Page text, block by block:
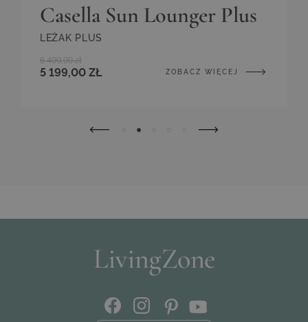
Casella Sun Lounger Plus
LEŻAK PLUS
5 199,00 ZŁ
6 499,99 zł
ZOBACZ WIĘCEJ